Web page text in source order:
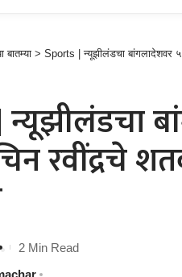
बातम्या > Sports | न्यूझीलंडचा बांगलादेशवर
रवींद्रचे
2 Min Read